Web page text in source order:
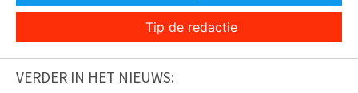
Tip de redactie
VERDER IN HET NIEUWS: